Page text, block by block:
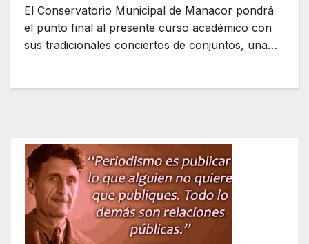
El Conservatorio Municipal de Manacor pondrá
el punto final al presente curso académico con
sus tradicionales conciertos de conjuntos, una…